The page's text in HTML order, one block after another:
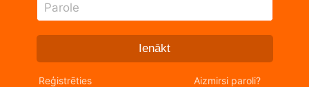
Parole
Ienākt
Reģistrēties Aizmirsi paroli?